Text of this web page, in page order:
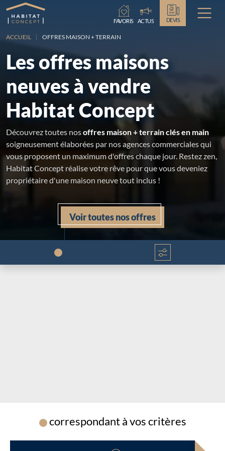
Chargement...
FAVORIS ACTUS DEVIS
ACCUEIL OFFRES MAISON + TERRAIN
Les offres maisons
neuves à vendre
Habitat Concept
Découvrez toutes nosoffres maison + terrain clés en main
soigneusement élaborées par nos agences commerciales qui
vous proposent un maximum d'offres chaque jour. Restez zen,
Habitat Concept réalise votre rêve pour que vous deveniez
propriétaire d'une maison neuve tout inclus !
Voir toutes nos offres
Chargement...
Chargement...
correspondant à vos critères